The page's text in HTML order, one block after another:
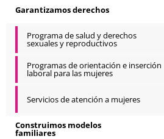
Garantizamos derechos
Programa de salud y derechos
sexuales y reproductivos
Programas de orientación e inserción
laboral para las mujeres
Servicios de atención a mujeres
Construimos modelos
familiares